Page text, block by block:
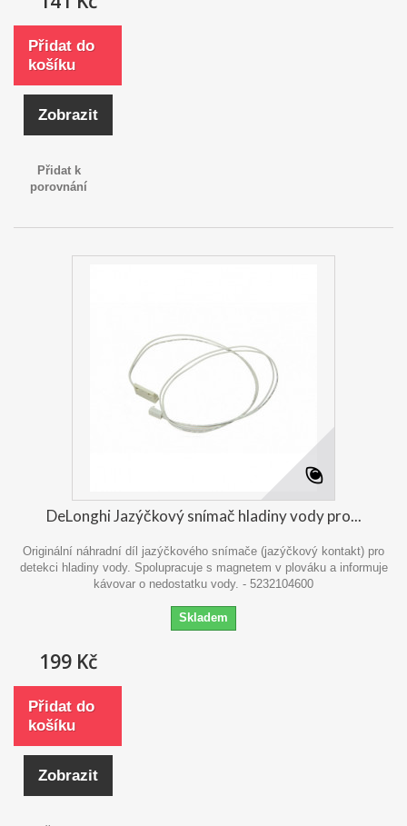
Přidat do
košíku
Zobrazit
Přidat k
porovnání
DeLonghi Jazýčkový snímač hladiny vody pro...
Originální náhradní díl jazýčkového snímače (jazýčkový kontakt) pro
detekci hladiny vody. Spolupracuje s magnetem v plováku a informuje
kávovar o nedostatku vody. - 5232104600
Skladem
199 Kč
Přidat do
košíku
Zobrazit